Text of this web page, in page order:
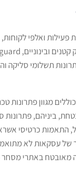
מ 20 שנות פעילות ואלפי
תשלומי סליקה
מגוון פתרונות
ביניהם, פתרונות
התאמות כרטיסי
של עסקאות לא
מאובטח באתרי מסחר